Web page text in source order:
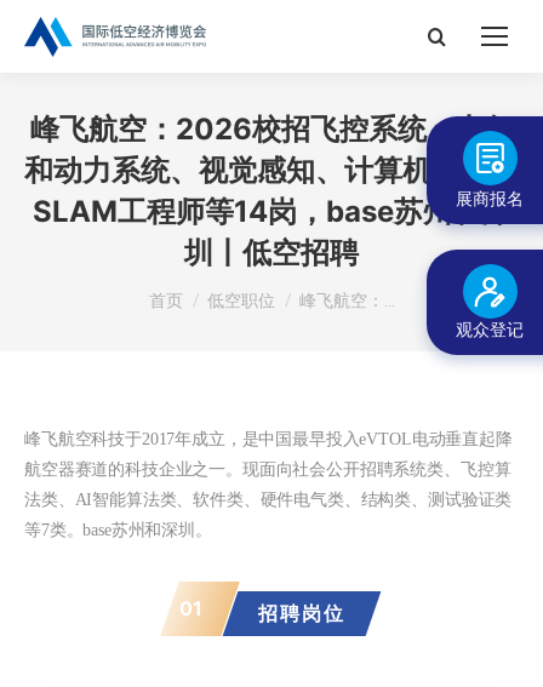
搜
峰飞航空：2026校招飞控系统、电气
和动力系统、视觉感知、计算机视觉、
SLAM工程师等14岗，base苏州和深
圳丨低空招聘
您在这里：
首页 低空职位 峰飞航空：…
峰飞航空科技于2017年成立， 是中国最早投入eVTOL电动垂直起降
航空器赛道的科技企业之一。现面向社会公开招聘系统类、飞控算
法类、AI智能算法类、软件类、硬件电气类、结构类、测试验证类
等7类。base苏州和深圳 。
01 招聘岗位
展商报名
观众登记